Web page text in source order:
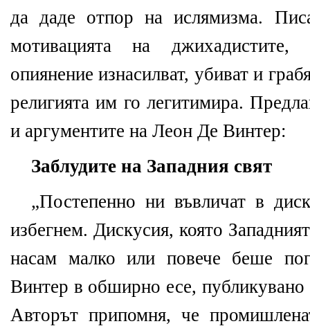
да даде отпор на ислямизма.
мотивацията на
опиянение изнасилват, убиват и
религията им го легитимира.
и аргументите на Леон Де Винтер:
Заблудите на Западния свят
„Постепенно ни въвличат в
избегнем. Дискусия, която
насам малко или повече беше
Винтер в обширно есе,
Авторът припомня, че